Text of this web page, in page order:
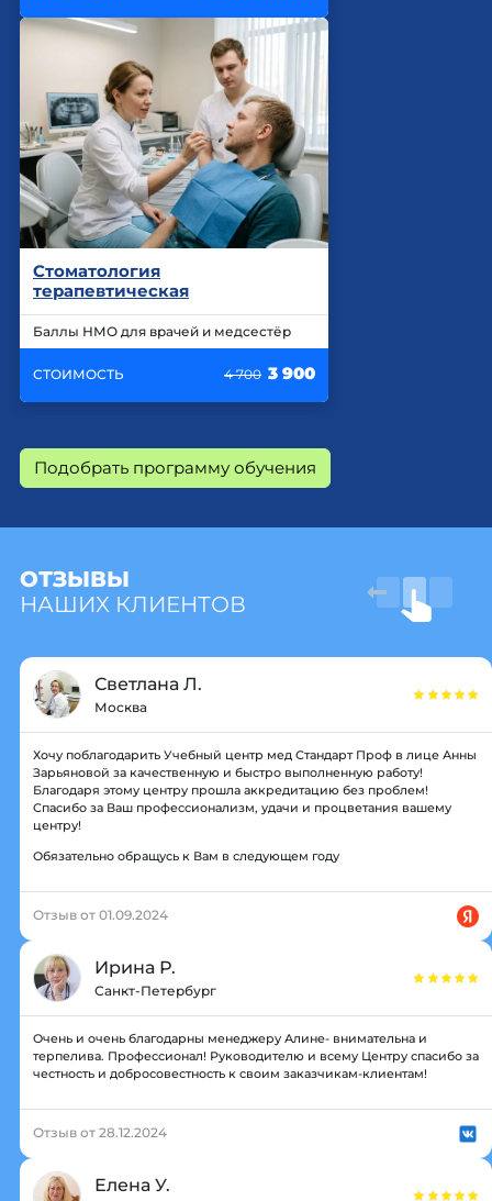
Стоматология
терапевтическая
Баллы НМО для врачей и медсестёр
СТОИМОСТЬ 4 700 3 900
Подобрать программу обучения
ОТЗЫВЫ
НАШИХ КЛИЕНТОВ
Светлана Л.
Москва
Хочу поблагодарить Учебный центр мед Стандарт Проф в лице Анны
Зарьяновой за качественную и быстро выполненную работу!
Благодаря этому центру прошла аккредитацию без проблем!
Спасибо за Ваш профессионализм, удачи и процветания вашему
центру!
Обязательно обращусь к Вам в следующем году
Отзыв от 01.09.2024
Ирина Р.
Санкт-Петербург
Очень и очень благодарны менеджеру Алине- внимательна и
терпелива. Профессионал! Руководителю и всему Центру спасибо за
честность и добросовестность к своим заказчикам-клиентам!
Отзыв от 28.12.2024
Елена У.